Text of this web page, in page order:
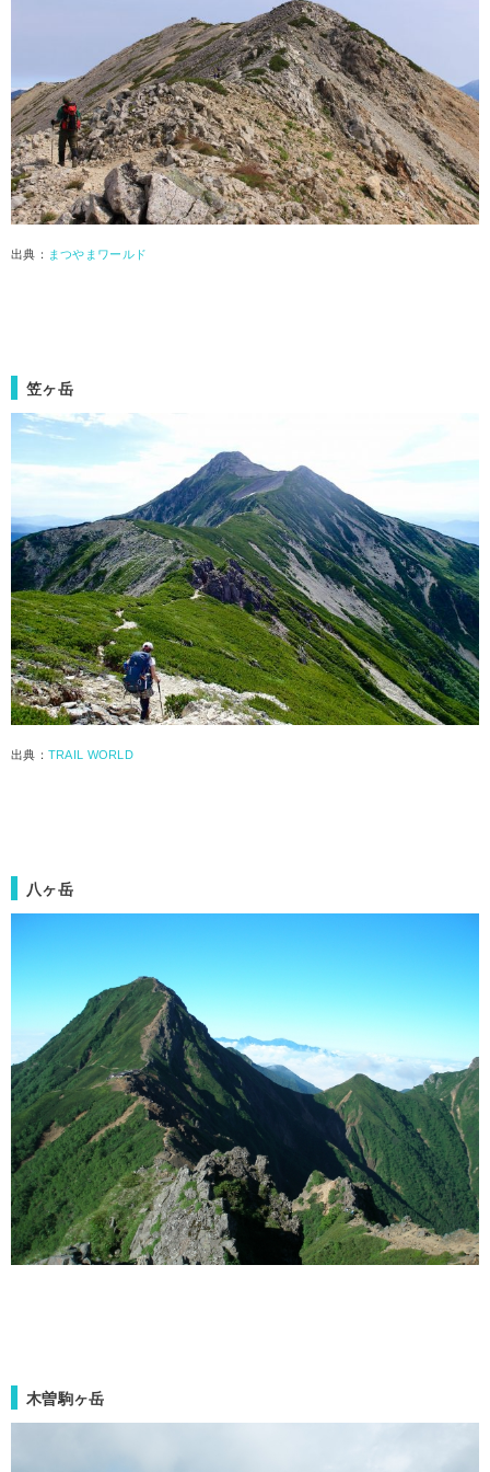
出典： まつやまワールド
笠ヶ岳
出典： TRAIL WORLD
八ヶ岳
木曽駒ヶ岳